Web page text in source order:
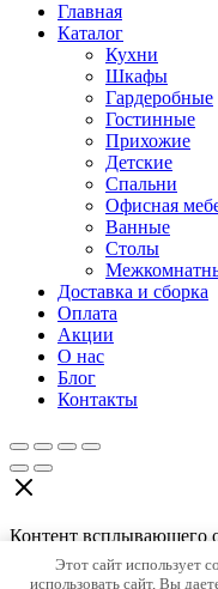
Главная
Каталог
Кухни
Шкафы
Гардеробные
Гостинные
Прихожие
Детские
Спальни
Офисная
Ванные
Столы
Доставка и сборка
Оплата
Акции
О нас
Блог
Контакты
Контент всплывающего
Содержимое #2. Можно
Этот сайт использует
использовать сайт, Вы